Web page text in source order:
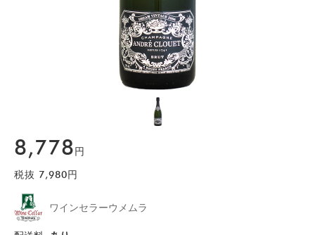
8,778 円
税抜 7,980 円
ワインセラーウメムラ